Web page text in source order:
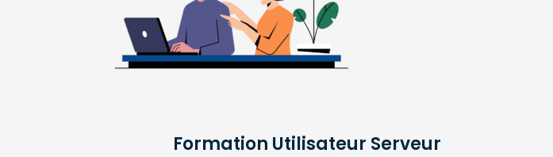
Formation Utilisateur Serveur